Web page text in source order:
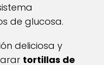
de glucosa.
deliciosa y
tortillas de